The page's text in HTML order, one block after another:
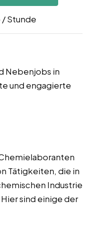
/ Stunde
Nebenjobs in
und engagierte
Tätigkeiten, die in
Industrie
sind einige der